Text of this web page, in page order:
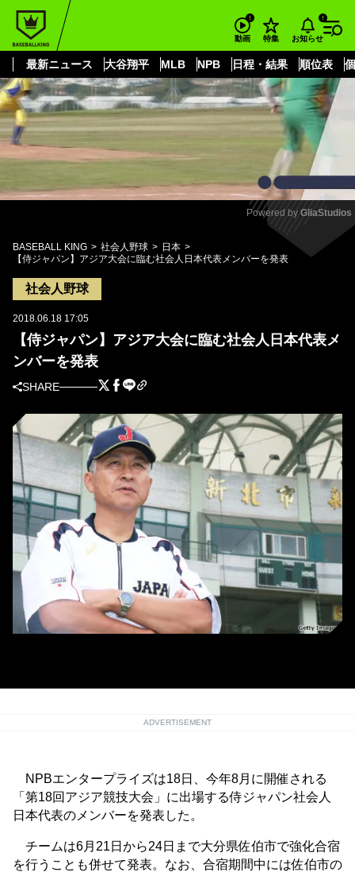
動画 特集 お知らせ
最新ニュース 大谷翔平 MLB NPB 日程・結果 順位表
もっと見る
Mute
Powered by GliaStudios
BASEBALL KING 社会人野球
日本
【侍ジャパン】アジア大会に臨む社会人日本代表メンバーを発表
社会人野球
2018.06.18 17:05
【侍ジャパン】アジア大会に臨む社会人日本代表メ
ンバーを発表
SHARE
ADVERTISEMENT
NPBエンタープライズは18日、今年8月に開催される
「第18回アジア競技大会」に出場する侍ジャパン社会人
日本代表のメンバーを発表した。
チームは6月21日から24日まで大分県佐伯市で強化合宿
を行うことも併せて発表。なお、合宿期間中には佐伯市の